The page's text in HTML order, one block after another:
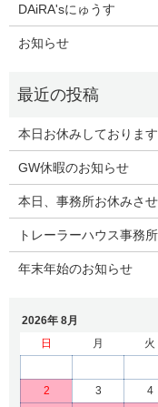
DAiRA'sにゅうす
お知らせ
本日お休みしております
GW休暇のお知らせ
本日、事務所お休みさ
トレーラーハウス事務
年末年始のお知らせ
2026年 8月
日
月 火
2
3 4